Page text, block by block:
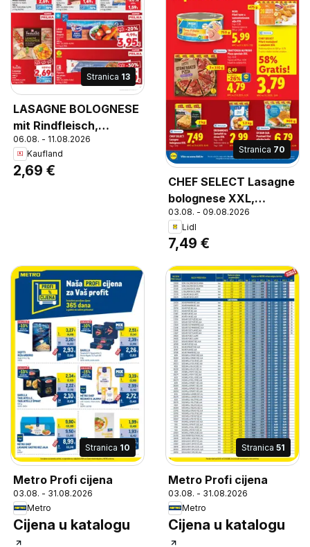
Stranica 13
LASAGNE BOLOGNESE
mit Rindfleisch,
Lasagne Bolognese mit
Rindfleisch
06.08. - 11.08.2026
Kaufland
2,69 €
Stranica 70
CHEF SELECT Lasagne
bolognese XXL,
Lasagne bolognese
XXL
03.08. - 09.08.2026
Lidl
7,49 €
Stranica 10
Metro Profi cijena
03.08. - 31.08.2026
Metro
Cijena u katalogu
Stranica 51
Metro Profi cijena
03.08. - 31.08.2026
Metro
Cijena u katalogu